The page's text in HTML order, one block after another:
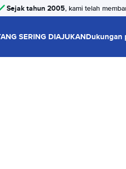
Sejak tahun 2005, kami telah
SERING DIAJUKANDukungan